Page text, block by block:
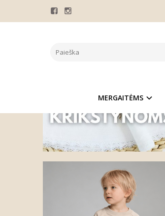
MERGAITĖMS